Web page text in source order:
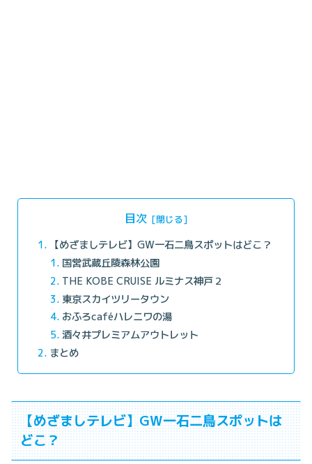
目次
【めざましテレビ】GW一石二鳥スポットはどこ？
国営武蔵丘陵森林公園
THE KOBE CRUISE ルミナス神戸２
東京スカイツリータウン
おふろcaféハレニワの湯
酒々井プレミアムアウトレット
まとめ
【めざましテレビ】GW一石二鳥スポットは
どこ？